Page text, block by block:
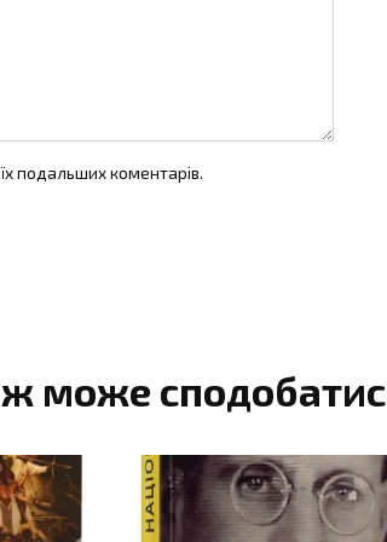
подальших коментарів.
може